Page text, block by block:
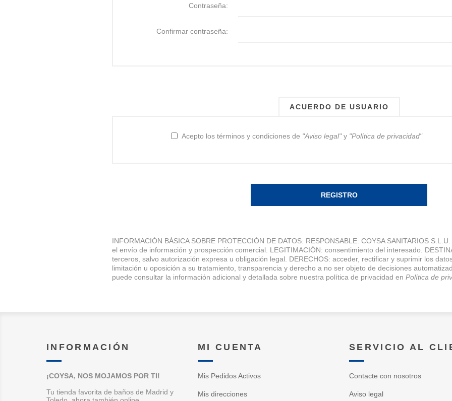
Contraseña:
Confirmar contraseña:
ACUERDO DE USUARIO
Acepto los términos y condiciones de "Aviso legal"y "Política de privacidad"
REGISTRO
INFORMACIÓN BÁSICA SOBRE PROTECCIÓN DE DATOS: RESPONSABLE: COYSA SANITARIOS
el envío de información y prospección comercial. LEGITIMACIÓN: consentimiento del interesado.
terceros, salvo autorización expresa u obligación legal. DERECHOS: acceder, rectificar y suprimir los
limitación u oposición a su tratamiento, transparencia y derecho a no ser objeto de decisiones
puede consultar la información adicional y detallada sobre nuestra política de privacidad en Política de
INFORMACIÓN
¡COYSA, NOS MOJAMOS POR TI!
Tu tienda favorita de baños de Madrid y
MI CUENTA
Mis Pedidos Activos
Mis direcciones
SERVICIO AL
Contacte con nosotros
Aviso legal